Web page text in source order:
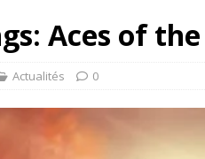
Aces of
Actualités 0